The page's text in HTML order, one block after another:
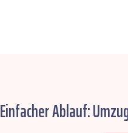
Einfacher Ablauf: